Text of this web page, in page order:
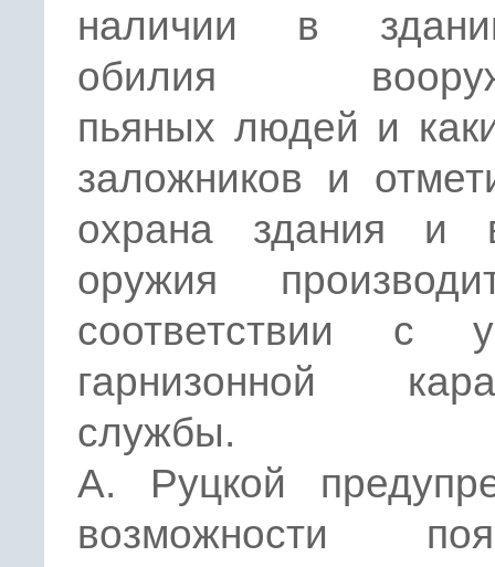
наличии в
обилия
пьяных людей и
заложников и
охрана здания и
оружия
соответствии с
гарнизонной
службы.
А. Руцкой
возможности